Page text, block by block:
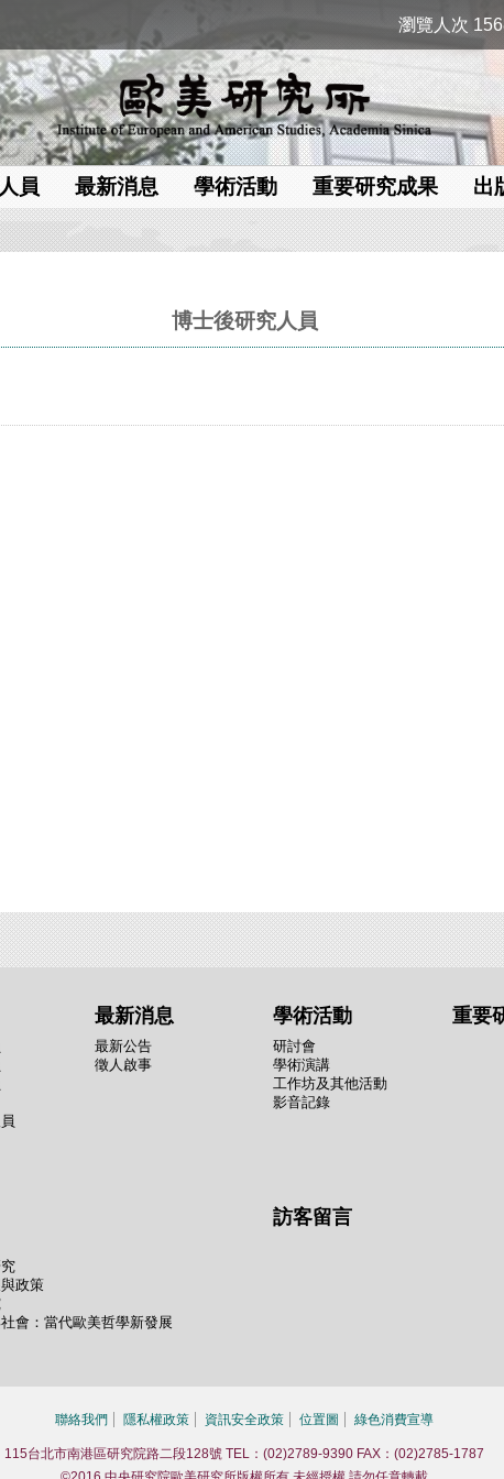
瀏覽人次
員 最新消息 學術活動 重要研究成果 出
博士後研究人員
最新消息
最新公告
徵人啟事
學術活動
研討會
學術演講
工作坊及其他活動
影音記錄
重要
政策
會：當代歐美哲學新發展
訪客留言
聯絡我們 隱私權政策 資訊安全政策 位置圖 綠色消費宣導
115台北市南港區研究院路二段128號 TEL：(02)2789-9390 FAX：(02)2785-1787